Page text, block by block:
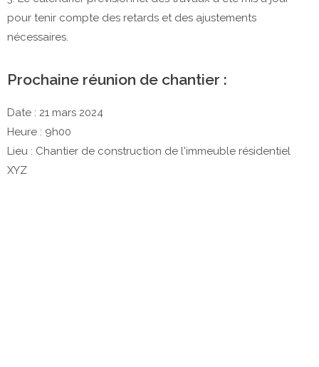
pour tenir compte des retards et des ajustements
nécessaires.
Prochaine réunion de chantier :
Date : 21 mars 2024
Heure : 9h00
Lieu : Chantier de construction de l'immeuble résidentiel
XYZ